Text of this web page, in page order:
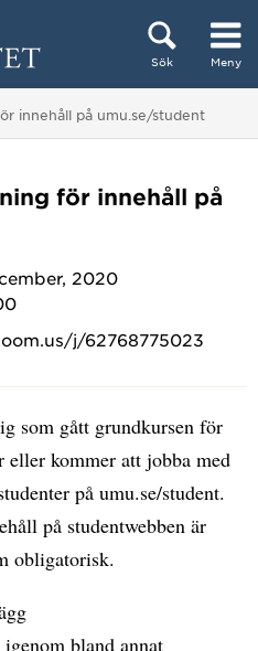
Sök Meny
innehåll på umu.se/student
för innehåll på
2020
j/62768775023
som gått grundkursen för
eller kommer att jobba med
på umu.se/student.
på studentwebben är
obligatorisk.
bland annat